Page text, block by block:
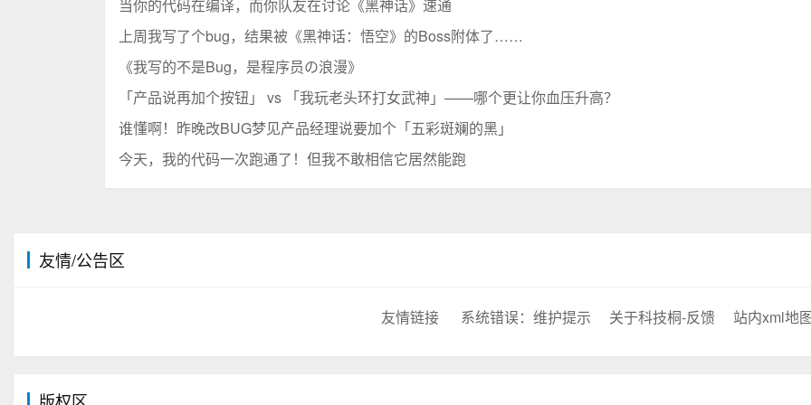
当你的代码在编译，而你队友在讨论《黑神话》速通
上周我写了个bug，结果被《黑神话：悟空》的Boss附体了……
《我写的不是Bug，是程序员の浪漫》
「产品说再加个按钮」 vs 「我玩老头环打女武神」——哪个更让你血压升高？
谁懂啊！昨晚改BUG梦见产品经理说要加个「五彩斑斓的黑」
今天，我的代码一次跑通了！但我不敢相信它居然能跑
友情/公告区
友情链接 系统错误：维护提示 关于科技桐-反馈 站内xml地